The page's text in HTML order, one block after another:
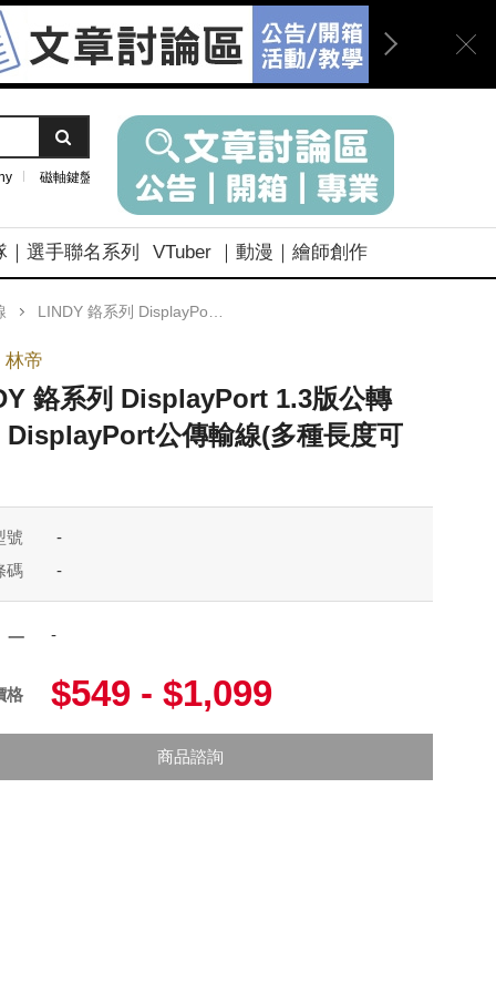
磁軸鍵盤
｜選手聯名系列 VTuber ｜動漫｜繪師創作
LINDY 鉻系列 DisplayPort 1.3版公轉Mini DisplayPort公傳輸線(多種長度可選)
林帝
鉻系列 DisplayPort 1.3版公轉
公傳輸線(多種長度可
號
-
碼
-
-
格 $549 - $1,099
商品諮詢